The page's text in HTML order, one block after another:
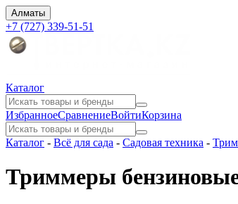
Алматы
+7 (727) 339-51-51
Каталог
ИзбранноеСравнениеВойтиКорзина
Каталог - Всё для сада - Садовая техника -
Триммеры